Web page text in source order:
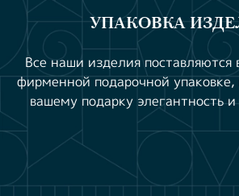
УПАКОВКА
Все наши изделия поставляются
фирменной подарочной упаковке,
вашему подарку элегантность